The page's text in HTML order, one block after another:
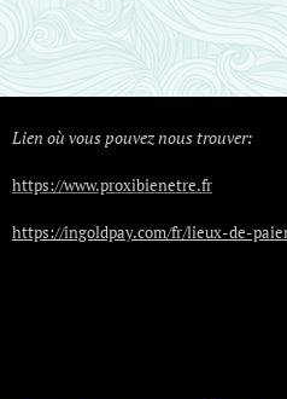
Lien où vous pouvez nous trouver:
https://www.proxibienetre.fr
https://ingoldpay.com/fr/lieux-de-